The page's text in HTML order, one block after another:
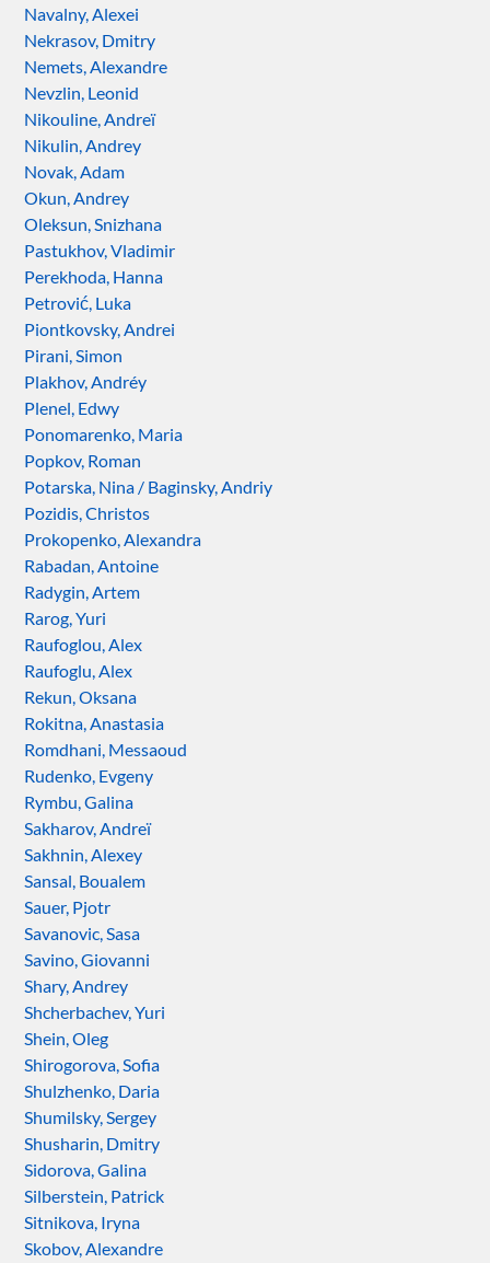
Navalny, Alexei
Nekrasov, Dmitry
Nemets, Alexandre
Nevzlin, Leonid
Nikouline, Andreï
Nikulin, Andrey
Novak, Adam
Okun, Andrey
Oleksun, Snizhana
Pastukhov, Vladimir
Perekhoda, Hanna
Petrović, Luka
Piontkovsky, Andrei
Pirani, Simon
Plakhov, Andréy
Plenel, Edwy
Ponomarenko, Maria
Popkov, Roman
Potarska, Nina / Baginsky, Andriy
Pozidis, Christos
Prokopenko, Alexandra
Rabadan, Antoine
Radygin, Artem
Rarog, Yuri
Raufoglou, Alex
Raufoglu, Alex
Rekun, Oksana
Rokitna, Anastasia
Romdhani, Messaoud
Rudenko, Evgeny
Rymbu, Galina
Sakharov, Andreï
Sakhnin, Alexey
Sansal, Boualem
Sauer, Pjotr
Savanovic, Sasa
Savino, Giovanni
Shary, Andrey
Shcherbachev, Yuri
Shein, Oleg
Shirogorova, Sofia
Shulzhenko, Daria
Shumilsky, Sergey
Shusharin, Dmitry
Sidorova, Galina
Silberstein, Patrick
Sitnikova, Iryna
Skobov, Alexandre